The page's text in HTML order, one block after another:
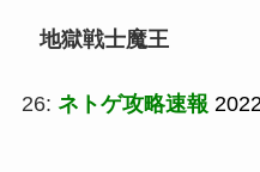
地獄戦士魔王
26: ネトゲ攻略速報